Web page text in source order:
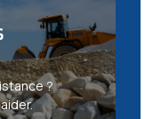
?